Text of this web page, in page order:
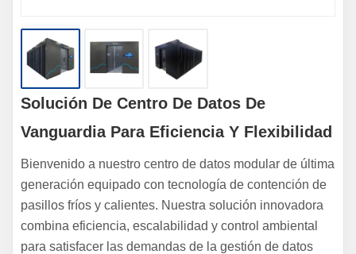
Solución De Centro De Datos De
Vanguardia Para Eficiencia Y Flexibilidad
Bienvenido a nuestro centro de datos modular de última
generación equipado con tecnología de contención de
pasillos fríos y calientes. Nuestra solución innovadora
combina eficiencia, escalabilidad y control ambiental
para satisfacer las demandas de la gestión de datos